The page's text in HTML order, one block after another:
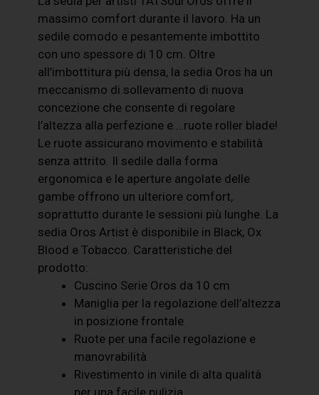
massimo comfort durante il lavoro. Ha un
sedile comodo e pesantemente imbottito
con uno spessore di 10 cm. Oltre
all’imbottitura più densa, la sedia Oros ha un
meccanismo di sollevamento di nuova
concezione che consente di regolare
l’altezza alla perfezione e.…ruote roller blade!
Le ruote assicurano movimento e stabilità
senza attrito. Il sedile dalla forma
ergonomica e le aperture angolate delle
gambe offrono un ulteriore comfort,
soprattutto durante le sessioni più lunghe. La
sedia Oros Artist è disponibile in Black, Ox
Blood e Tobacco. Caratteristiche del
prodotto:
Cuscino Serie Oros da 10 cm
Maniglia per la regolazione dell’altezza
in posizione frontale
Ruote per una facile regolazione e
manovrabilità
Rivestimento in vinile di alta qualità
per una facile pulizia